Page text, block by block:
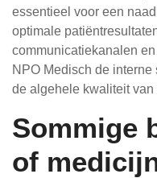
essentieel voor een
optimale
communicatiekanalen
NPO Medisch de
de algehele kwaliteit van
Sommige
of